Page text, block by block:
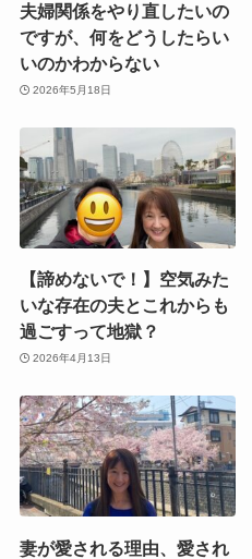
夫婦関係をやり直したいの
ですが、何をどうしたらい
いのかわからない
2026年5月18日
【諦めないで！】空気みた
いな存在の夫とこれからも
過ごすって地獄？
2026年4月13日
妻が愛される理由、愛され